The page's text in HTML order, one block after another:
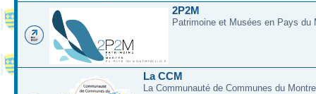
2P2M
Patrimoine et Musées en Pays du
La CCM
La Communauté de Communes du